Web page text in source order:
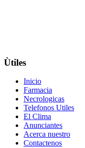
Ùtiles
Inicio
Farmacia
Necrologicas
Telefonos Utiles
El Clima
Anunciantes
Acerca nuestro
Contactenos